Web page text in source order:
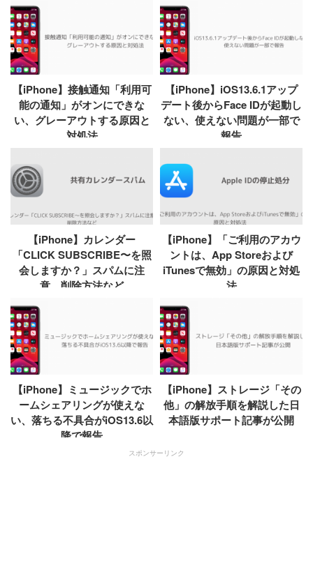
【iPhone】接触通知「利用可
能の通知」がオンにできな
い、グレーアウトする原因と
対処法
【iPhone】iOS13.6.1アップ
デート後からFace IDが起動し
ない、使えない問題が一部で
報告
【iPhone】カレンダー
「CLICK SUBSCRIBE〜を照
会しますか？」スパムに注
意、削除方法など
【iPhone】「ご利用のアカウ
ントは、App Storeおよび
iTunesで無効」の原因と対処
法
【iPhone】ミュージックでホ
ームシェアリングが使えな
い、落ちる不具合がiOS13.6以
降で報告
【iPhone】ストレージ「その
他」の解放手順を解説した日
本語版サポート記事が公開
スポンサーリンク